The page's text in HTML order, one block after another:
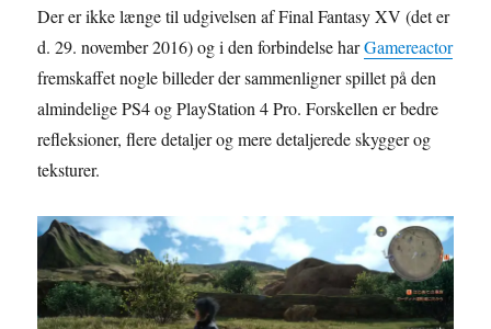
opdatering
Der er ikke længe til udgivelsen af Final Fantasy XV (det er
d. 29. november 2016) og i den forbindelse harGamereactor
fremskaffet nogle billeder der sammenligner spillet på den
almindelige PS4 og PlayStation 4 Pro. Forskellen er bedre
refleksioner, flere detaljer og mere detaljerede skygger og
teksturer.